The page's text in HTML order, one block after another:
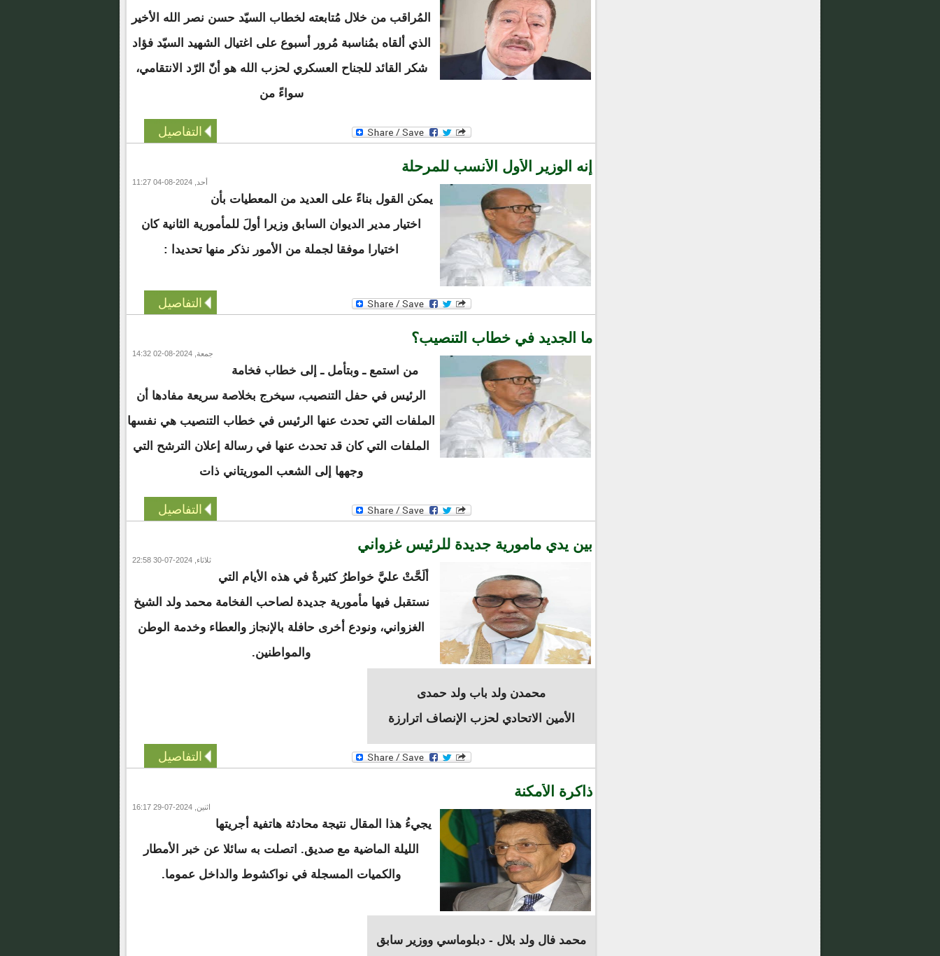
المُراقب من خلال مُتابعته لخطاب السيّد حسن نصر الله الأخير
الذي ألقاه بمُناسبة مُرور أسبوع على اغتيال الشهيد السيّد فؤاد
شكر القائد للجناح العسكري لحزب الله هو أنّ الرّد الانتقامي،
سواءً من
التفاصيل
إنه الوزير الأول الأنسب للمرحلة
أحد, 2024-08-04 11:27
يمكن القول بناءً على العديد من المعطيات بأن
اختيار مدير الديوان السابق وزيرا أولَ للمأمورية الثانية كان
اختيارا موفقا لجملة من الأمور نذكر منها تحديدا :
التفاصيل
ما الجديد في خطاب التنصيب؟
جمعة, 2024-08-02 14:32
من استمع ـ وبتأمل ـ إلى خطاب فخامة
الرئيس في حفل التنصيب، سيخرج بخلاصة سريعة مفادها أن
الملفات التي تحدث عنها الرئيس في خطاب التنصيب هي نفسها
الملفات التي كان قد تحدث عنها في رسالة إعلان الترشح التي
وجهها إلى الشعب الموريتاني ذات
التفاصيل
بين يدي مأمورية جديدة للرئيس غزواني
ثلاثاء, 2024-07-30 22:58
محمدن ولد باب ولد حمدى
الأمين الاتحادي لحزب الإنصاف اترارزة
ألَحَّتْ عليَّ خواطرُ كثيرةٌ في هذه الأيام التي
نستقبل فيها مأمورية جديدة لصاحب الفخامة محمد ولد الشيخ
الغزواني، ونودع أخرى حافلة بالإنجاز والعطاء وخدمة الوطن
والمواطنين.
التفاصيل
ذاكرة الأمكنة
اثنين, 2024-07-29 16:17
محمد فال ولد بلال - دبلوماسي ووزير سابق
يجيءُ هذا المقال نتيجة محادثة هاتفية أجريتها
الليلة الماضية مع صديق. اتصلت به سائلا عن خبر الأمطار
والكميات المسجلة في نواكشوط والداخل عموما.